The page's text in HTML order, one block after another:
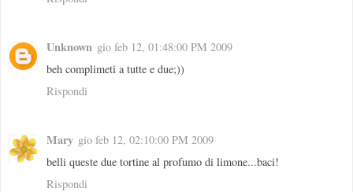
Unknown gio feb 12, 01:48:00 PM 2009
beh complimeti a tutte e due;))
Rispondi
Mary gio feb 12, 02:10:00 PM 2009
belli queste due tortine al profumo di limone...baci!
Rispondi